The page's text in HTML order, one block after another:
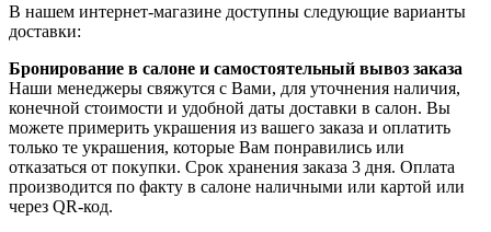
В нашем интернет-магазине доступны следующие варианты
доставки:
Бронирование в салоне и самостоятельный вывоз заказа
Наши менеджеры свяжутся с Вами, для уточнения наличия,
конечной стоимости и удобной даты доставки в салон. Вы
можете примерить украшения из вашего заказа и оплатить
только те украшения, которые Вам понравились или
отказаться от покупки. Срок хранения заказа 3 дня. Оплата
производится по факту в салоне наличными или картой или
через QR-код.